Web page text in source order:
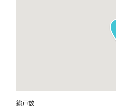
総戸数